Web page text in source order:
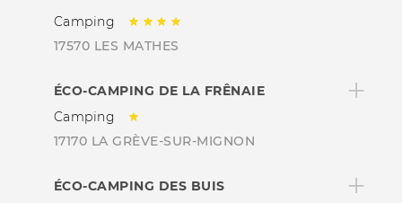
Camping
17570 LES MATHES
ÉCO-CAMPING DE LA FRÊNAIE
Camping
17170 LA GRÈVE-SUR-MIGNON
ÉCO-CAMPING DES BUIS